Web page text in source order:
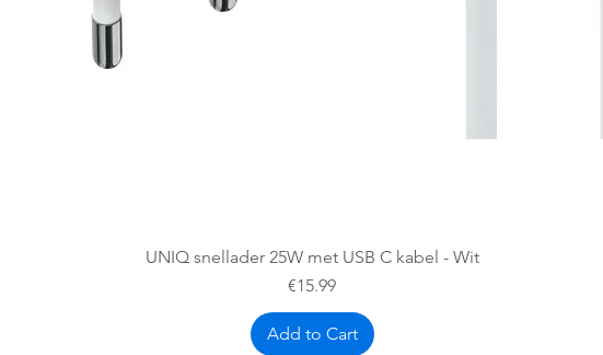
Quick View
UNIQ snellader 25W met USB C kabel - Wit
Price
€15.99
Add to Cart